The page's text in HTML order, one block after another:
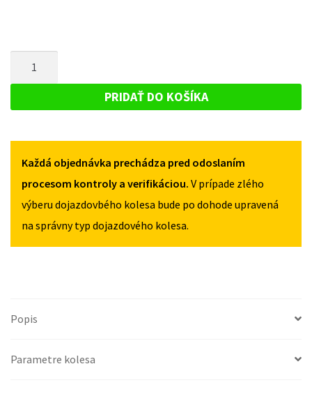
PLECHOVÝ
PRE
FABIA
PRAKTIKA
2005-
2007
PRIDAŤ DO KOŠÍKA
Každá objednávka prechádza pred odoslaním
procesom kontroly a verifikáciou. V prípade zlého
výberu dojazdovbého kolesa bude po dohode upravená
na správny typ dojazdového kolesa.
Popis
Parametre kolesa